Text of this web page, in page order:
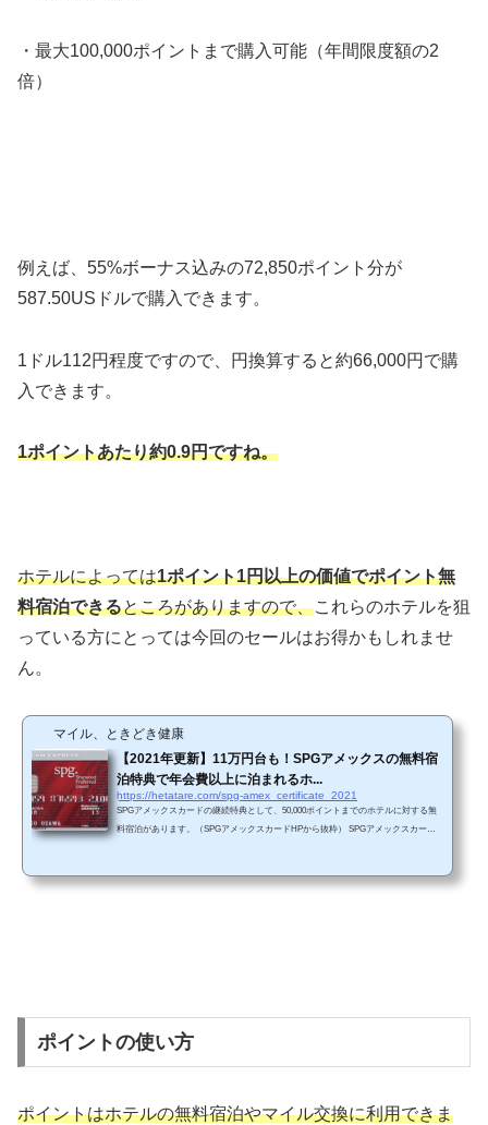
・最大100,000ポイントまで購入可能（年間限度額の2
倍）
例えば、55%ボーナス込みの72,850ポイント分が
587.50USドルで購入できます。
1ドル112円程度ですので、円換算すると約66,000円で購
入できます。
1ポイントあたり約0.9円ですね。
ホテルによっては1ポイント1円以上の価値でポイント無
料宿泊できるところがありますので、これらのホテルを狙
っている方にとっては今回のセールはお得かもしれませ
ん。
マイル、ときどき健康
【2021年更新】11万円台も！SPGアメックスの無料宿
泊特典で年会費以上に泊まれるホ...
https://hetatare.com/spg-amex_certificate_2021
SPGアメックスカードの継続特典として、50,000ポイントまでのホテルに対する無
料宿泊があります。（SPGアメックスカードHPから抜粋） SPGアメックスカード
ました。 今回の調査では"2021年6月"の通常価格（会員価格）で調べてみました。ホ
ポイントの使い方
ポイントはホテルの無料宿泊やマイル交換に利用できま